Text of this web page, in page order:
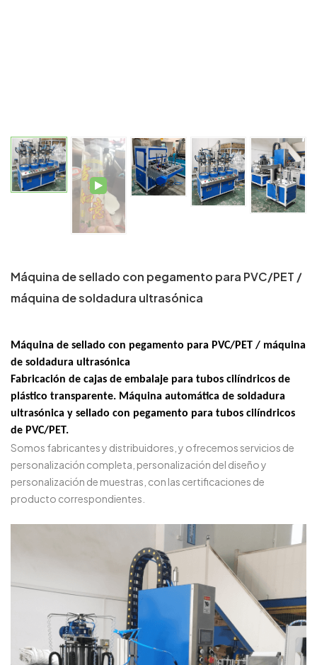
Máquina de sellado con pegamento para PVC/PET /
máquina de soldadura ultrasónica
Máquina de sellado con pegamento para PVC/PET / máquina
de soldadura ultrasónica
Fabricación de cajas de embalaje para tubos cilíndricos de
plástico transparente. Máquina automática de soldadura
ultrasónica y sellado con pegamento para tubos cilíndricos
de PVC/PET.
Somos fabricantes y distribuidores, y ofrecemos servicios de
personalización completa, personalización del diseño y
personalización de muestras, con las certificaciones de
producto correspondientes.